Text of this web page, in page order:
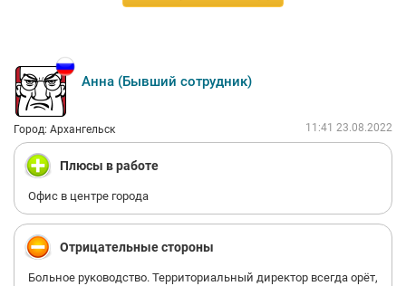
Анна (Бывший сотрудник)
Город: Архангельск 11:41 23.08.2022
Плюсы в работе
Офис в центре города
Отрицательные стороны
Больное руководство. Территориальный директор всегда орёт,